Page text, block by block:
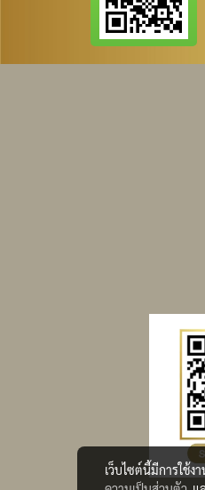
เว็บไซต์นี้มีการใช้ง